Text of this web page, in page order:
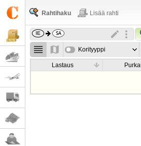
Rahtihaku Lisää rahti
Korityyppi
Lastaus